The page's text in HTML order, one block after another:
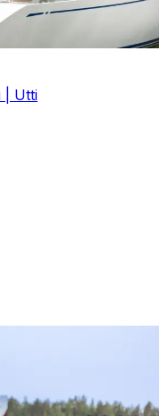
| Utti